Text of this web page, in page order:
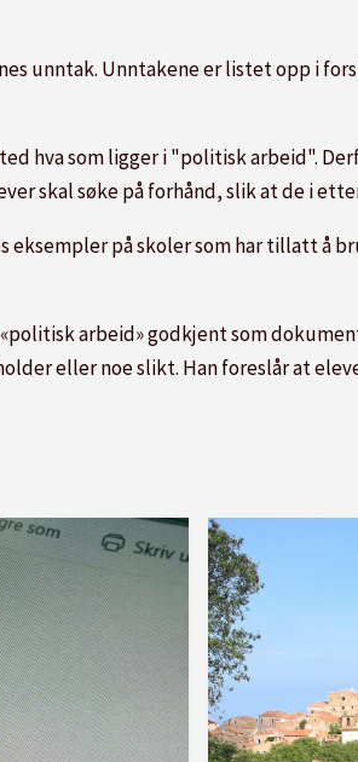
unntak. Unntakene er listet opp i
hva som ligger i "politisk arbeid".
skal søke på forhånd, slik at de i
på skoler som har tillatt å
arbeid» godkjent som
eller noe slikt. Han foreslår at